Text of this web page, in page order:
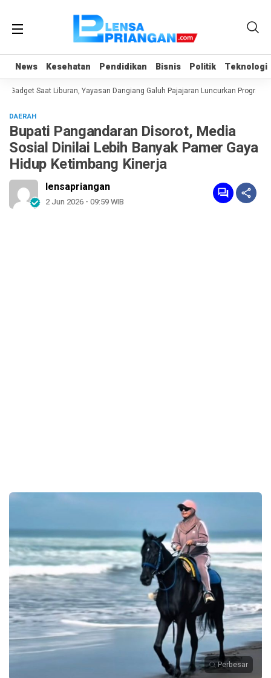
News Kesehatan Pendidikan Bisnis Politik Teknologi
News Kesehatan Pendidikan Bisnis Politik Teknologi
Saat Liburan, Yayasan Dangiang Galuh Pajajaran Luncurkan Program
DAERAH
Bupati Pangandaran Disorot, Media
Sosial Dinilai Lebih Banyak Pamer Gaya
Hidup Ketimbang Kinerja
lensapriangan
2 Jun 2026 - 09:59 WIB
Perbesar